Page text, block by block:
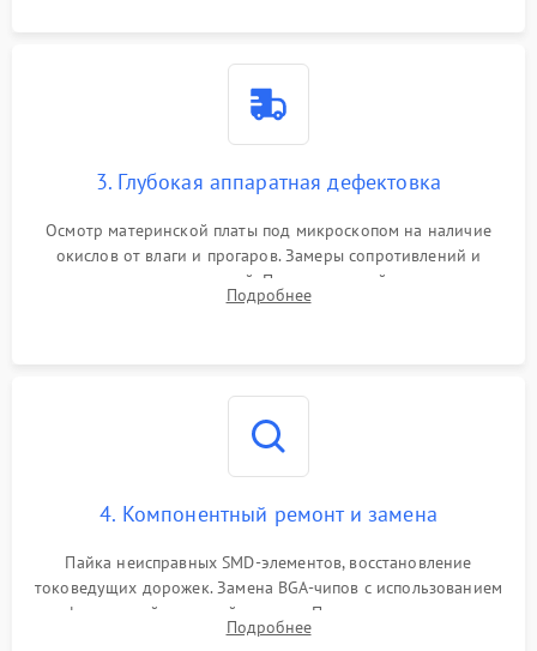
3. Глубокая аппаратная дефектовка
Осмотр материнской платы под микроскопом на наличие
окислов от влаги и прогаров. Замеры сопротивлений и
дежурных напряжений. Проверка цепей питания,
мультиконтроллера, процессора и видеочипа.
Подробнее
4. Компонентный ремонт и замена
Пайка неисправных SMD-элементов, восстановление
токоведущих дорожек. Замена BGA-чипов с использованием
инфракрасной паяльной станции. Прошивка микросхемы
BIOS или замена поврежденных портов USB
Подробнее